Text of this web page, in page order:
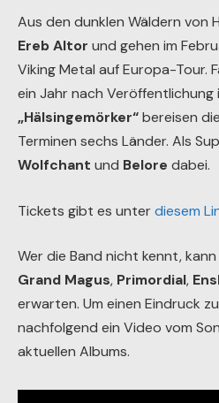
Aus den dunklen Wäldern von
Ereb Altor und gehen im
Viking Metal auf Europa-Tour.
ein Jahr nach Veröffentlichung
„Hälsingemörker“bereisen
Terminen sechs Länder. Als
Wolfchant und Belore dabei.
Tickets gibt es unterdiesem
Wer die Band nicht kennt, kann
Grand Magus, Primordial,
erwarten. Um einen Eindruck
nachfolgend ein Video vom
aktuellen Albums.